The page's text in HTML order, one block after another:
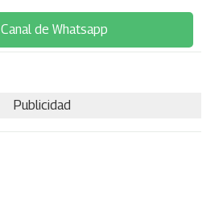
Canal de Whatsapp
Publicidad